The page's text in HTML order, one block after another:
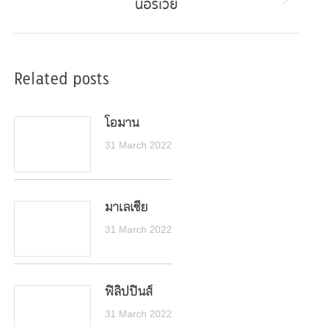
Next
นอร์เวย์
Related posts
โอมาน
31 March 2022
มาเลเซีย
31 March 2022
ฟิลิปปินส์
31 March 2022